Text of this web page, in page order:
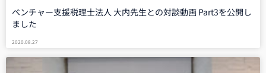
ベンチャー支援税理士法人 大内先生との対談動画 Part3を公開し
ました
2020.08.27